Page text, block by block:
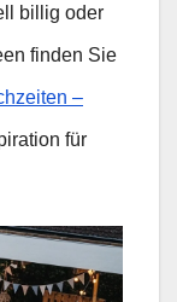
billig oder
finden Sie
–
für